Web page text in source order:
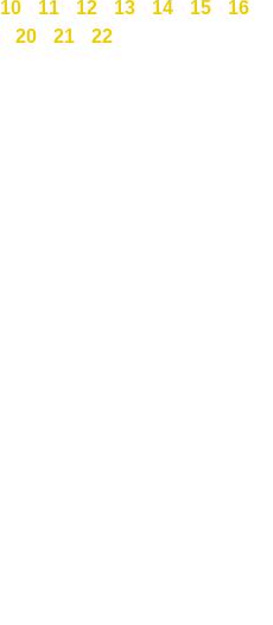
10 11 12 13 14 15
16
20 21 22